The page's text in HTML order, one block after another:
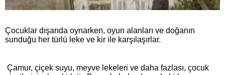
Çocuklar dışarıda oynarken, oyun alanları ve doğanın
sunduğu her türlü leke ve kir ile karşılaşırlar.
Çamur, çiçek suyu, meyve lekeleri ve daha fazlası, çocuk